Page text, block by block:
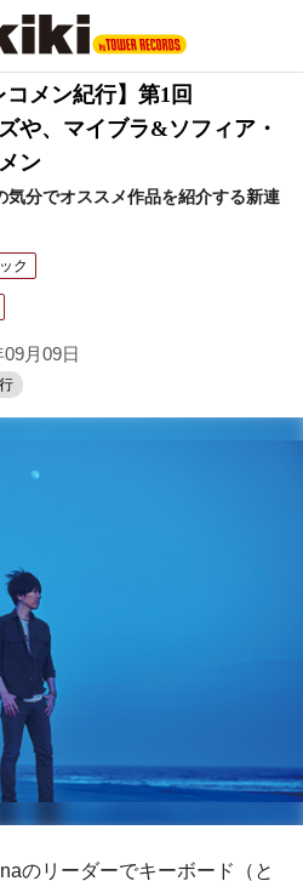
コメン紀行】第1回
や、マイブラ&ソフィア・
ン
気分でオススメ作品を紹介する新連
ク
09月09日
のリーダーでキーボード（と